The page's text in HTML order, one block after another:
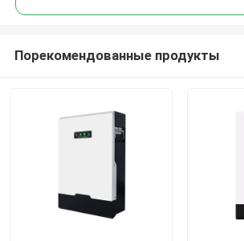
Порекомендованные продукты